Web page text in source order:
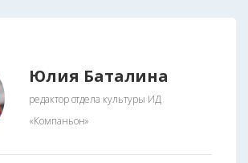
Юлия Баталина
редактор отдела культуры ИД
«Компаньон»